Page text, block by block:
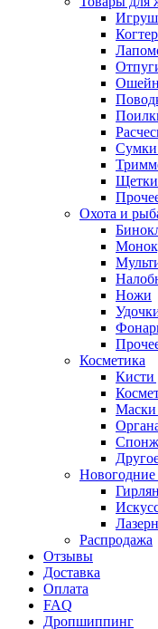
Щетки
Охота и
Ножи
Косметика
Кисти
Маски
Новогодние
Распродажа
Отзывы
Доставка
Оплата
FAQ
Дропшиппинг